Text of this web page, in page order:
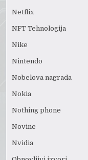
Netflix
NFT Tehnologija
Nike
Nintendo
Nobelova nagrada
Nokia
Nothing phone
Novine
Nvidia